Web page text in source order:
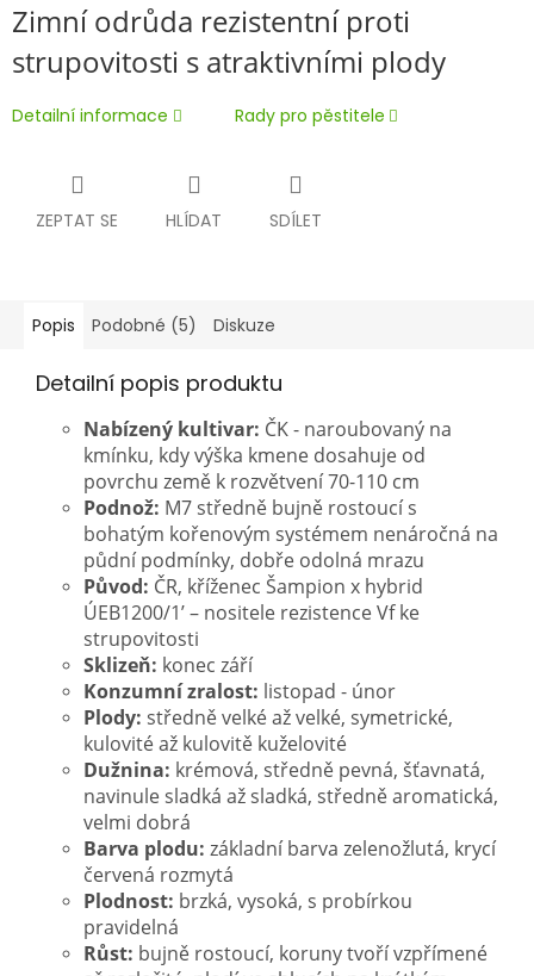
Zimní odrůda rezistentní proti
strupovitosti s atraktivními plody
Detailní informace Rady pro pěstitele
ZEPTAT SE HLÍDAT SDÍLET
Popis Podobné (5) Diskuze
Detailní popis produktu
Nabízený kultivar: ČK - naroubovaný na
kmínku, kdy výška kmene dosahuje od
povrchu země k rozvětvení 70-110 cm
Podnož: M7 středně bujně rostoucí s
bohatým kořenovým systémem nenáročná na
půdní podmínky, dobře odolná mrazu
Původ: ČR, kříženec Šampion x hybrid
ÚEB1200/1’ – nositele rezistence Vf ke
strupovitosti
Sklizeň: konec září
Konzumní zralost: listopad - únor
Plody: středně velké až velké, symetrické,
kulovité až kulovitě kuželovité
Dužnina: krémová, středně pevná, šťavnatá,
navinule sladká až sladká, středně aromatická,
velmi dobrá
Barva plodu: základní barva zelenožlutá, krycí
červená rozmytá
Plodnost: brzká, vysoká, s probírkou
pravidelná
Růst: bujně rostoucí, koruny tvoří vzpřímené